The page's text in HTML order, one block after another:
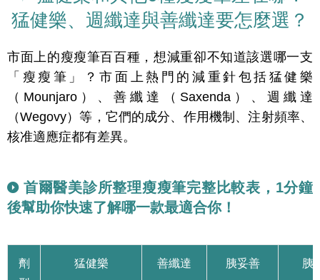
猛健樂、週纖達與善纖達要怎麼選？
市面上的瘦瘦筆百百種，想減重卻不知道該選哪一支
「瘦瘦筆」？市面上熱門的減重針包括猛健樂
（Mounjaro）、善纖達（Saxenda）、週纖達
（Wegovy）等，它們的成分、作用機制、注射頻率、
核准適應症都有差異。
首爾醫美診所整理瘦瘦筆完整比較表，1分鐘
後幫助你快速了解哪一款最適合你！
劑
猛健樂 善纖達 胰妥善 胰